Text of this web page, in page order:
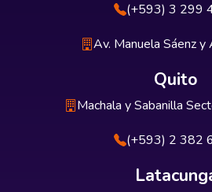
(+593) 3 299
Av. Manuela Sáenz y
Quito
Machala y Sabanilla
(+593) 2 382